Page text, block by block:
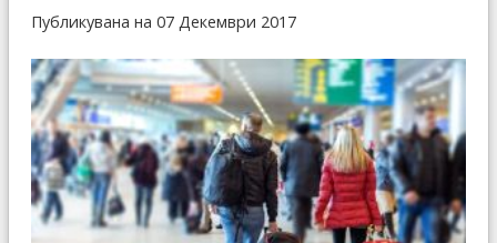
Публикувана на 07 Декември 2017